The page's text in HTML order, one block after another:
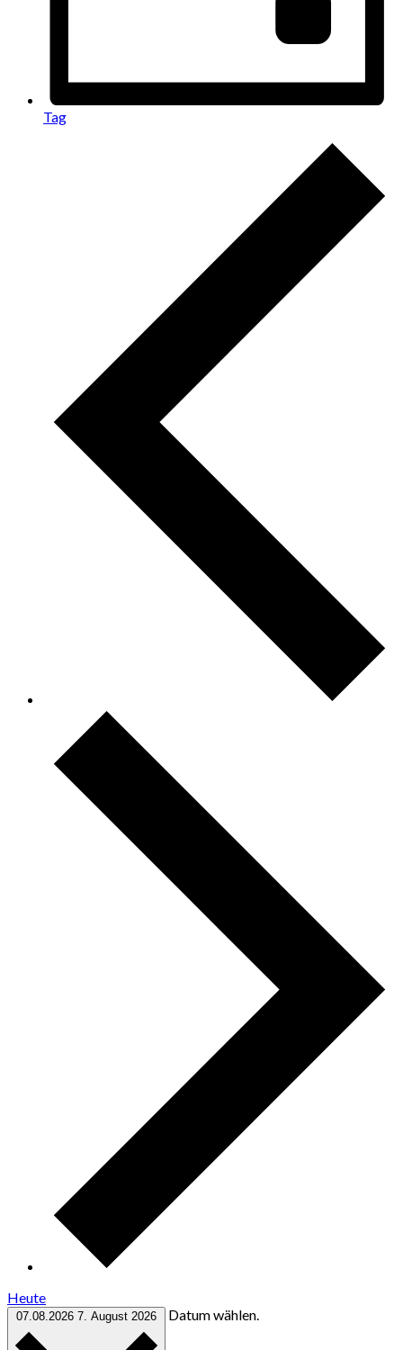
Tag
Heute
07.08.2026 7. August 2026 Datum wählen.